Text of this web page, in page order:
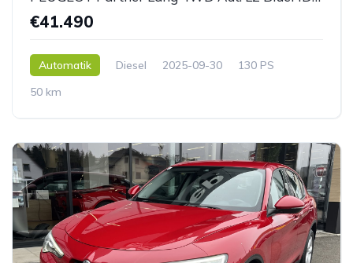
€41.490
Automatik Diesel 2025-09-30
130 PS
50 km